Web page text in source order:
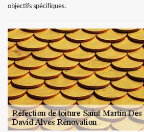
objectifs spécifiques.